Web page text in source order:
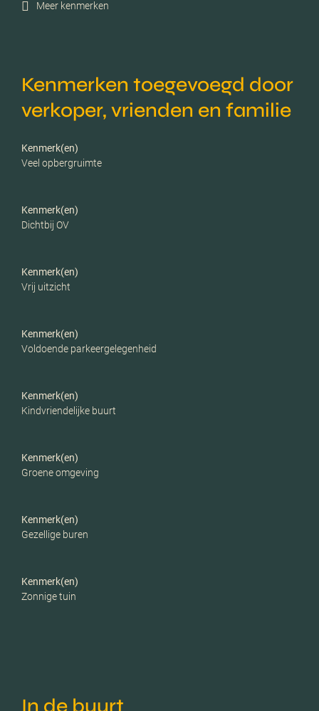
hr glas
Verwarming
Cv ketel, vloerverwarming
C.v.-ketel bouwjaar
Voorzieningen
Meer kenmerken
Kenmerken toegevoegd door
verkoper, vrienden en familie
Kenmerk(en)
Veel opbergruimte
Kenmerk(en)
Dichtbij OV
Kenmerk(en)
Vrij uitzicht
Kenmerk(en)
Voldoende parkeergelegenheid
Kenmerk(en)
Kindvriendelijke buurt
Kenmerk(en)
Groene omgeving
Kenmerk(en)
Gezellige buren
Kenmerk(en)
Zonnige tuin
In de buurt